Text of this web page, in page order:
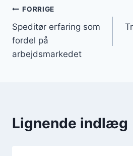
Indlægsnavigation
FORRIGE
Speditør erfaring som
fordel på
arbejdsmarkedet
Lignende indlæg